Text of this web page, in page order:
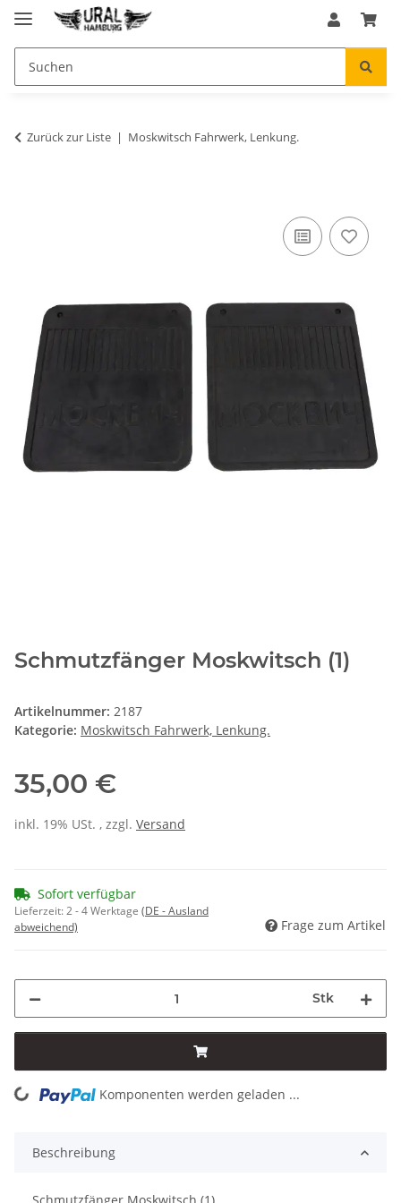
Zurück zur Liste Moskwitsch Fahrwerk, Lenkung.
Schmutzfänger Moskwitsch (1)
Artikelnummer: 2187
Kategorie: Moskwitsch Fahrwerk, Lenkung.
35,00 €
inkl. 19% USt. , zzgl. Versand
Sofort verfügbar
Lieferzeit:2 - 4 Werktage (DE - Ausland
abweichend)
Frage zum Artikel
Stk
Loading... Komponenten werden geladen ...
Beschreibung